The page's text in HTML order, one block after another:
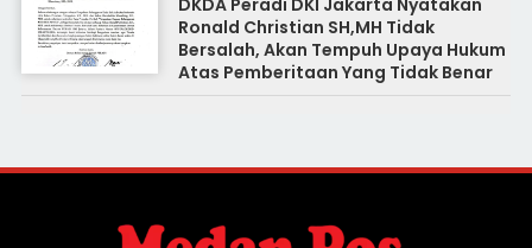
DKDA Peradi DKI Jakarta Nyatakan
Ronald Christian SH,MH Tidak
Bersalah, Akan Tempuh Upaya Hukum
Atas Pemberitaan Yang Tidak Benar